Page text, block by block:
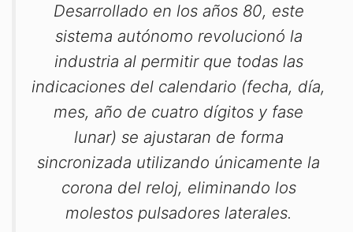
Desarrollado en los años 80, este
sistema autónomo revolucionó la
industria al permitir que todas las
indicaciones del calendario (fecha, día,
mes, año de cuatro dígitos y fase
lunar) se ajustaran de forma
sincronizada utilizando únicamente la
corona del reloj, eliminando los
molestos pulsadores laterales.